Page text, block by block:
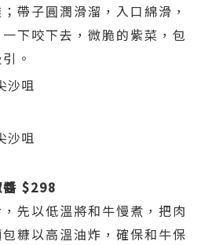
帶子圓潤滑溜，入口綿滑，
下咬下去，微脆的紫菜，包
。
醬 $298
先以低溫將和牛慢煮，把肉
糠以高溫油炸，確保和牛保